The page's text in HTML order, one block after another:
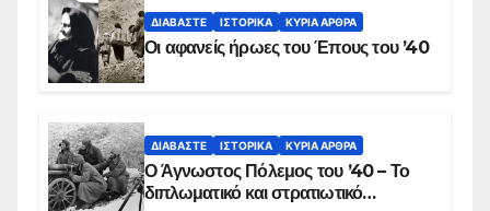
ΔΙΑΒΆΣΤΕ ΙΣΤΟΡΙΚΆ ΚΥΡΙΑ ΑΡΘΡΑ
Οι αφανείς ήρωες του Έπους του ’40
ΔΙΑΒΆΣΤΕ ΙΣΤΟΡΙΚΆ ΚΥΡΙΑ ΑΡΘΡΑ
Ο Άγνωστος Πόλεμος του ’40 – Το
διπλωματικό και στρατιωτικό